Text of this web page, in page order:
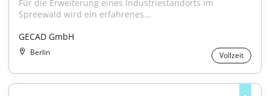
Für die Erweiterung eines Industriestandorts im
Spreewald wird ein erfahrenes...
GECAD GmbH
Berlin Vollzeit